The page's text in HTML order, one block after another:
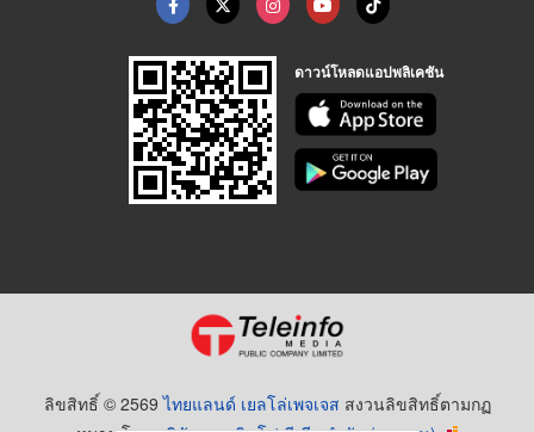
ดาวน์โหลดแอปพลิเคชัน
ลิขสิทธิ์ © 2569ไทยแลนด์ เยลโล่เพจเจส สงวนลิขสิทธิ์ตามกฏ